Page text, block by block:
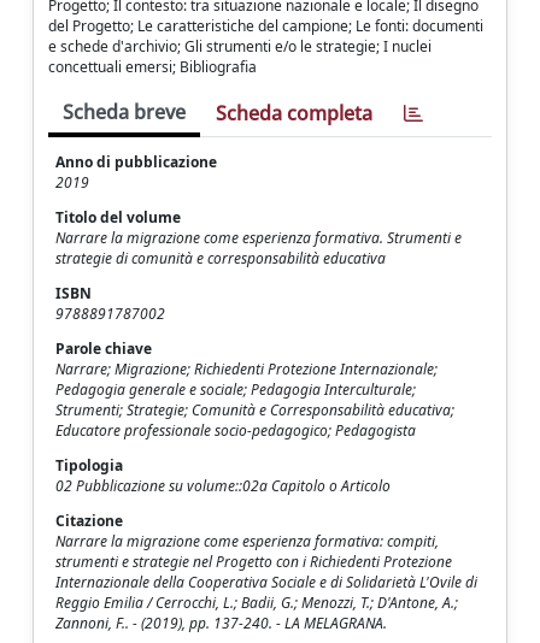
Progetto; Il contesto: tra situazione nazionale e locale; Il disegno
del Progetto; Le caratteristiche del campione; Le fonti: documenti
e schede d'archivio; Gli strumenti e/o le strategie; I nuclei
concettuali emersi; Bibliografia
Scheda breve Scheda completa
Anno di pubblicazione
2019
Titolo del volume
Narrare la migrazione come esperienza formativa. Strumenti e
strategie di comunità e corresponsabilità educativa
ISBN
9788891787002
Parole chiave
Narrare; Migrazione; Richiedenti Protezione Internazionale;
Pedagogia generale e sociale; Pedagogia Interculturale;
Strumenti; Strategie; Comunità e Corresponsabilità educativa;
Educatore professionale socio-pedagogico; Pedagogista
Tipologia
02 Pubblicazione su volume::02a Capitolo o Articolo
Citazione
Narrare la migrazione come esperienza formativa: compiti,
strumenti e strategie nel Progetto con i Richiedenti Protezione
Internazionale della Cooperativa Sociale e di Solidarietà L'Ovile di
Reggio Emilia / Cerrocchi, L.; Badii, G.; Menozzi, T.; D'Antone, A.;
Zannoni, F.. - (2019), pp. 137-240. - LA MELAGRANA.